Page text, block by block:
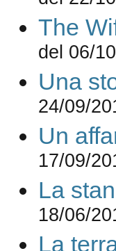
The
del 06/
Una
24/09/
Un
17/09/
La
18/06/
La